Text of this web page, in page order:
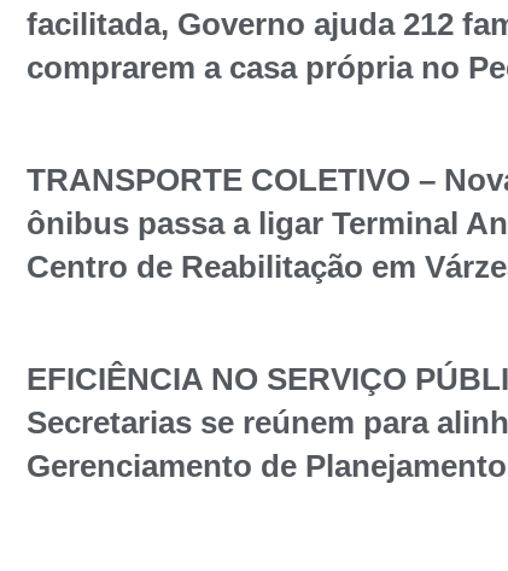
facilitada, Governo ajuda 212
comprarem a casa própria no
TRANSPORTE COLETIVO –
ônibus passa a ligar Terminal
Centro de Reabilitação em
EFICIÊNCIA NO SERVIÇO
Secretarias se reúnem para
Gerenciamento de